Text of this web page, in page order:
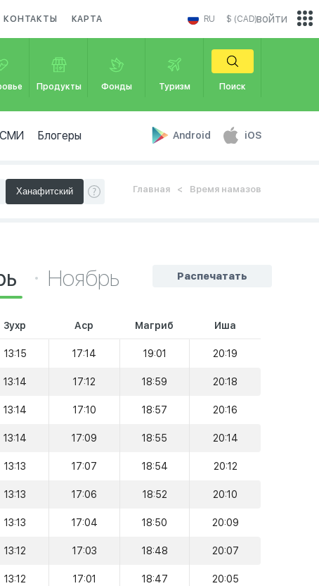
КОНТАКТЫ КАРТА RU $ (CAD)
Продукты Фонды Туризм Поиск
СМИ Блогеры Android iOS
войти
Главная Время намазов
Распечатать
Ноябрь
Зухр Аср Магриб Иша
13:15 17:14 19:01 20:19
13:14 17:12 18:59 20:18
13:14 17:10 18:57 20:16
13:14 17:09 18:55 20:14
13:13 17:07 18:54 20:12
13:13 17:06 18:52 20:10
13:13 17:04 18:50 20:09
13:12 17:03 18:48 20:07
13:12 17:01 18:47 20:05